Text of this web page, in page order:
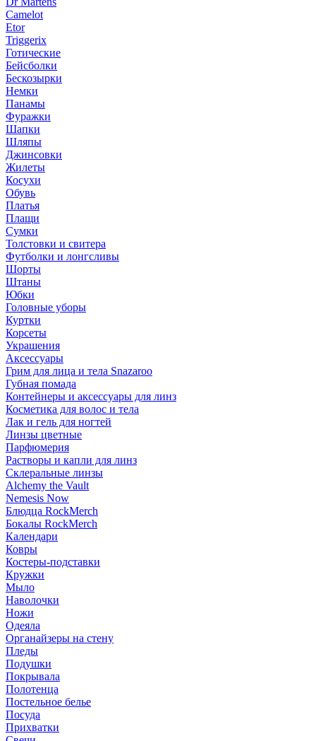
Camelot
Etor
Triggerix
Готические
Бейсболки
Бескозырки
Немки
Панамы
Фуражки
Шапки
Шляпы
Джинсовки
Жилеты
Косухи
Обувь
Платья
Плащи
Сумки
Толстовки и свитера
Футболки и лонгсливы
Шорты
Штаны
Юбки
Головные уборы
Куртки
Корсеты
Украшения
Аксессуары
Грим для лица и тела Snazaroo
Губная помада
Контейнеры и аксессуары для линз
Косметика для волос и тела
Лак и гель для ногтей
Линзы цветные
Парфюмерия
Растворы и капли для линз
Склеральные линзы
Alchemy the Vault
Nemesis Now
Блюдца RockMerch
Бокалы RockMerch
Календари
Ковры
Костеры-подставки
Кружки
Мыло
Наволочки
Ножи
Одеяла
Органайзеры на стену
Пледы
Подушки
Покрывала
Полотенца
Постельное белье
Посуда
Прихватки